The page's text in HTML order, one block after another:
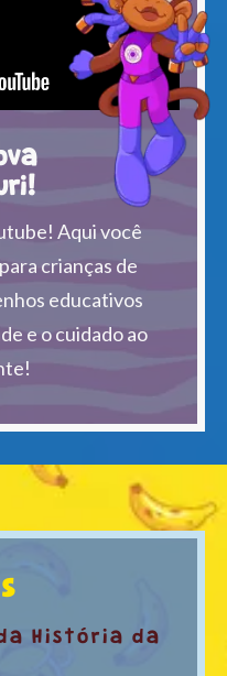
Aqui você
crianças de
educativos
e o cuidado ao
História da